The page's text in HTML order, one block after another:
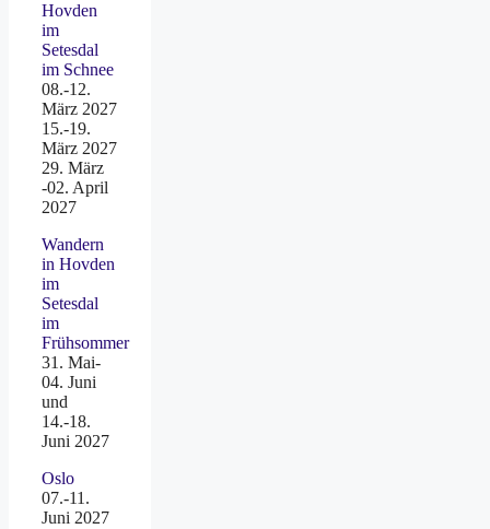
Hovden
im
Setesdal
im Schnee
08.-12.
März 2027
15.-19.
März 2027
29. März
-02. April
2027
Wandern
in Hovden
im
Setesdal
im
Frühsommer
31. Mai-
04. Juni
und
14.-18.
Juni 2027
Oslo
07.-11.
Juni 2027